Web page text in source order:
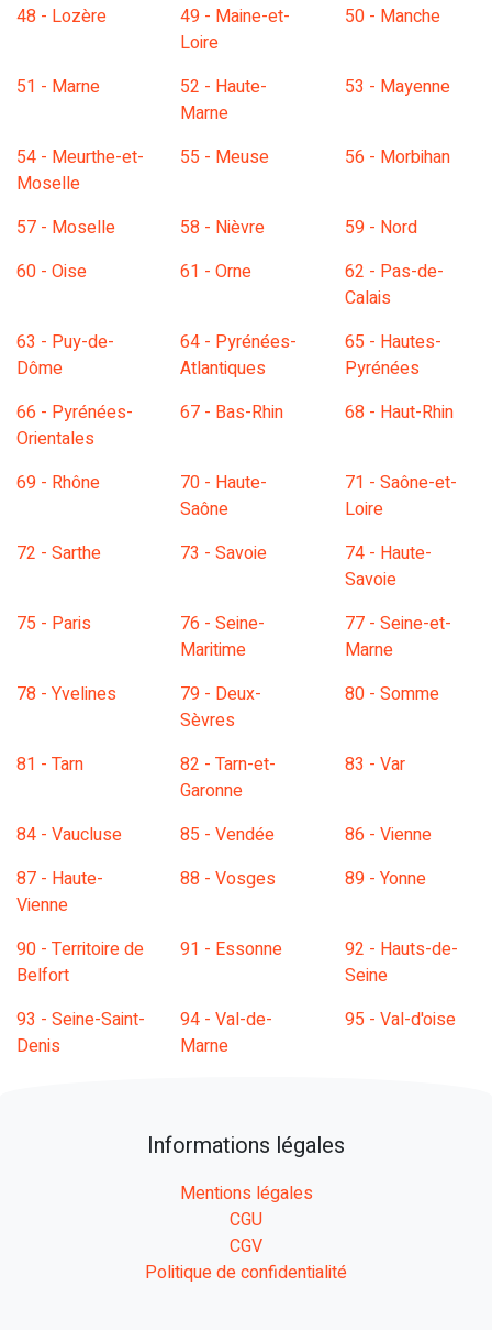
48 - Lozère
49 - Maine-et-
Loire
50 - Manche
51 - Marne
52 - Haute-
Marne
53 - Mayenne
54 - Meurthe-et-
Moselle
55 - Meuse 56 - Morbihan
57 - Moselle 58 - Nièvre
59 - Nord
60 - Oise
61 - Orne
62 - Pas-de-
Calais
63 - Puy-de-
Dôme
64 - Pyrénées-
Atlantiques
65 - Hautes-
Pyrénées
66 - Pyrénées-
Orientales
67 - Bas-Rhin 68 - Haut-Rhin
69 - Rhône
70 - Haute-
Saône
71 - Saône-et-
Loire
72 - Sarthe
73 - Savoie
74 - Haute-
Savoie
75 - Paris
76 - Seine-
Maritime
77 - Seine-et-
Marne
78 - Yvelines
79 - Deux-
Sèvres
80 - Somme
81 - Tarn
82 - Tarn-et-
Garonne
83 - Var
84 - Vaucluse 85 - Vendée
86 - Vienne
87 - Haute-
Vienne
88 - Vosges 89 - Yonne
90 - Territoire de
Belfort
91 - Essonne
92 - Hauts-de-
Seine
93 - Seine-Saint-
Denis
94 - Val-de-
Marne
95 - Val-d'oise
Informations légales
Mentions légales
CGU
CGV
Politique de confidentialité